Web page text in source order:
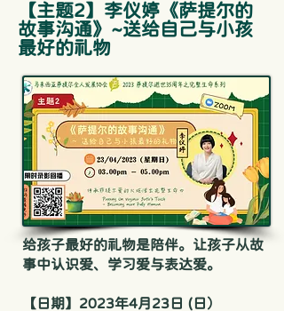
​【主题2】李仪婷《萨提尔的
故事沟通》~送给自己与小孩
最好的礼物
给孩子最好的礼物是陪伴。让孩子从故
事中认识爱、学习爱与表达爱。
【日期】2023年4月23日 (日）